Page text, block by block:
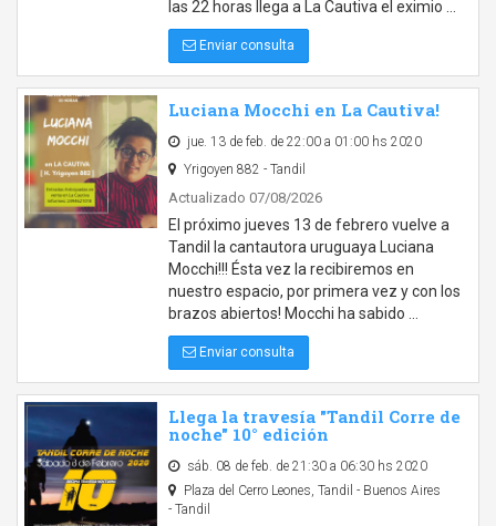
las 22 horas llega a La Cautiva el eximio …
Enviar consulta
Luciana Mocchi en La Cautiva!
jue. 13 de feb. de 22:00 a 01:00 hs 2020
Yrigoyen 882 - Tandil
Actualizado 07/08/2026
El próximo jueves 13 de febrero vuelve a
Tandil la cantautora uruguaya Luciana
Mocchi!!! Ésta vez la recibiremos en
nuestro espacio, por primera vez y con los
brazos abiertos! Mocchi ha sabido …
Enviar consulta
Llega la travesía "Tandil Corre de
noche" 10° edición
sáb. 08 de feb. de 21:30 a 06:30 hs 2020
Plaza del Cerro Leones, Tandil - Buenos Aires
- Tandil